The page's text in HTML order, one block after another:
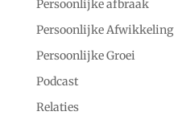
Persoonlijke afbraak
Persoonlijke Afwikkeling
Persoonlijke Groei
Podcast
Relaties